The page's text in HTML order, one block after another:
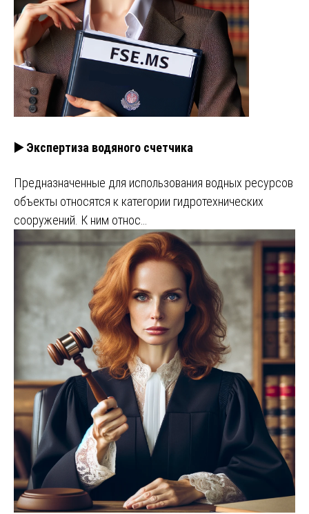
▶️ Экспертиза водяного счетчика
Предназначенные для использования водных ресурсов
объекты относятся к категории гидротехнических
сооружений. К ним относ…